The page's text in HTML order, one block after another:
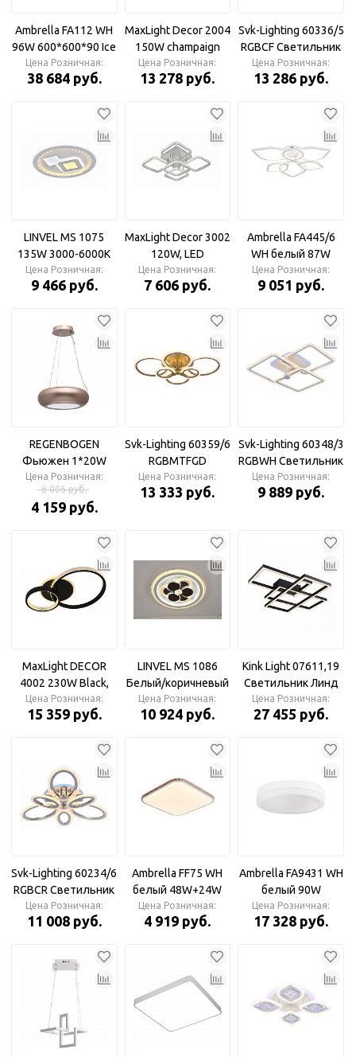
Ambrella FA112 WH
96W 600*600*90 Ice
(ПДУ УЛЬТРА)
Светильник
Цена Розничная:
38 684 руб.
MaxLight Decor 2004
150W champaign
gold, LED
светильник с
Цена Розничная:
13 278 руб.
Svk-Lighting 60336/5
RGBCF Светильник
LED 170W+8W
3000-6000K DIMMER
Цена Розничная:
13 286 руб.
LINVEL MS 1075
135W 3000-6000K
AC180-240V 6000Lm
диммируемый с
Цена Розничная:
9 466 руб.
MaxLight Decor 3002
120W, LED
светильник с ПДУ
3000-6500К
Цена Розничная:
7 606 руб.
Ambrella FA445/6
WH белый 87W
3000K/6400K
710*710*120 (Без
Цена Розничная:
9 051 руб.
REGENBOGEN
Фьюжен 1*20W
LED 220 V Люстра
Цена Розничная:
6 006 руб.
4 159 руб.
Svk-Lighting 60359/6
RGBMTFGD
Светильник LED
132W+8W 3000-
Цена Розничная:
13 333 руб.
Svk-Lighting 60348/3
RGBWH Светильник
LED 108W+8W
3000-6000K DIMMER
Цена Розничная:
9 889 руб.
MaxLight DECOR
4002 230W Black,
LED светильник с
ПДУ 3000-6500К,
Цена Розничная:
15 359 руб.
LINVEL MS 1086
Белый/коричневый
162W 3000-6500K
19440Lm
диммируемый с
ПДУ Светильник
светодиодный
Цена Розничная:
10 924 руб.
Kink Light 07611,19
Светильник Линд
черный w78*51 h8
Led 80W(3000K)
Цена Розничная:
27 455 руб.
Svk-Lighting 60234/6
RGBCR Светильник
LED 103W Max
3000-6000K DIMMER
Цена Розничная:
11 008 руб.
Ambrella FF75 WH
белый 48W+24W
400*400*60 (ПДУ
ИК) Светильник
Цена Розничная:
4 919 руб.
Ambrella FA9431 WH
белый 90W
D500*90 (ПДУ
РАДИО 2.4) Люстра
Цена Розничная:
17 328 руб.